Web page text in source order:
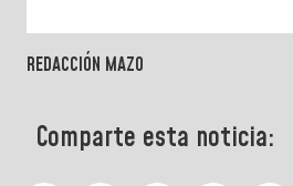
REDACCIÓN MAZO
Comparte esta noticia: